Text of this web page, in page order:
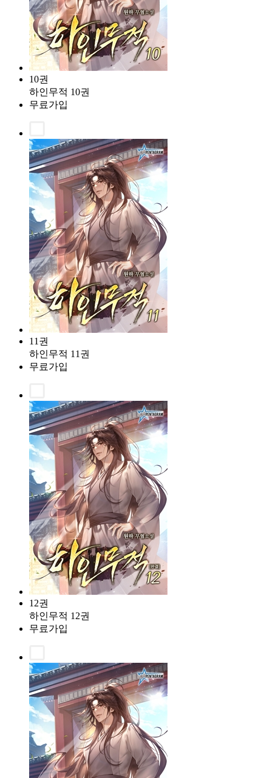
10권
하인무적 10권
무료가입
11권
하인무적 11권
무료가입
12권
하인무적 12권
무료가입